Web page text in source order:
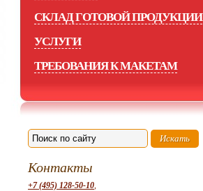
СКЛАД ГОТОВОЙ ПРОДУКЦИИ
УСЛУГИ
ТРЕБОВАНИЯ К МАКЕТАМ
Контакты
+7 (495) 128-50-10,